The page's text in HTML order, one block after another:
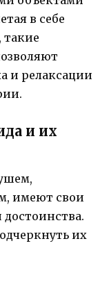
в себе
и релаксации
и их
имеют свои
их